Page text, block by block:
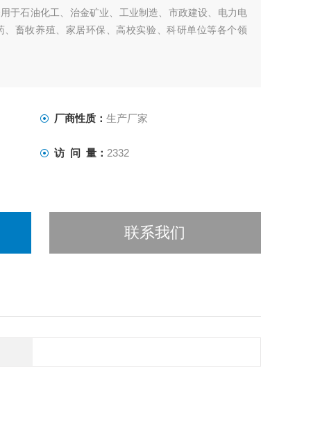
于石油化工、治金矿业、工业制造、市政建设、电力电
畜牧养殖、家居环保、高校实验、科研单位等各个领
厂商性质： 生产厂家
访 问 量： 2332
联系我们